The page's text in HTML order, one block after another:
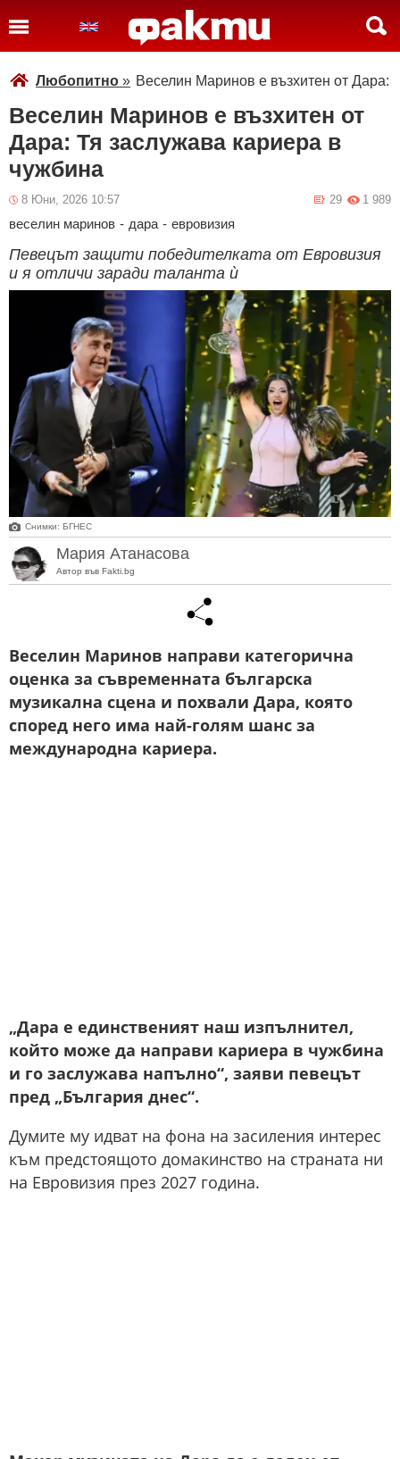
Любопитно » Веселин Маринов е възхитен от Дара:
Веселин Маринов е възхитен от
Дара: Тя заслужава кариера в
чужбина
8 Юни, 2026 10:57 1 989
29
веселин маринов - дара - евровизия
Певецът защити победителката от Евровизия
и я отличи заради таланта ѝ
Снимки: БГНЕС
Мария Атанасова
Автор във Fakti.bg
Веселин Маринов направи категорична
оценка за съвременната българска
музикална сцена и похвали Дара, която
според него има най-голям шанс за
международна кариера.
„Дара е единственият наш изпълнител,
който може да направи кариера в чужбина
и го заслужава напълно“, заяви певецът
пред „България днес“.
Думите му идват на фона на засиления интерес
към предстоящото домакинство на страната ни
на Евровизия през 2027 година.